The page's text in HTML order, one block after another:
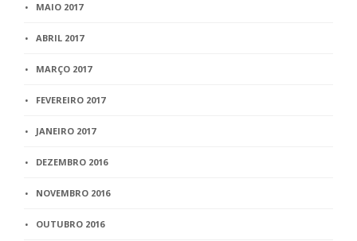
MAIO 2017
ABRIL 2017
MARÇO 2017
FEVEREIRO 2017
JANEIRO 2017
DEZEMBRO 2016
NOVEMBRO 2016
OUTUBRO 2016